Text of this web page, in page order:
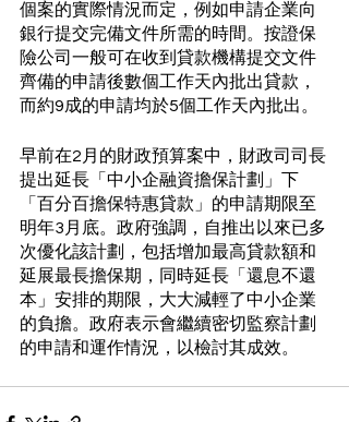
個案的實際情況而定，例如申請企業向
銀行提交完備文件所需的時間。按證保
險公司一般可在收到貸款機構提交文件
齊備的申請後數個工作天內批出貸款，
而約9成的申請均於5個工作天內批出。
早前在2月的財政預算案中，財政司司長
提出延長「中小企融資擔保計劃」下
「百分百擔保特惠貸款」的申請期限至
明年3月底。政府強調，自推出以來已多
次優化該計劃，包括增加最高貸款額和
延展最長擔保期，同時延長「還息不還
本」安排的期限，大大減輕了中小企業
的負擔。政府表示會繼續密切監察計劃
的申請和運作情況，以檢討其成效。